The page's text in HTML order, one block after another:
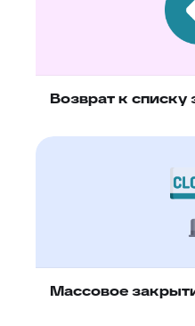
Возврат к списку
Массовое